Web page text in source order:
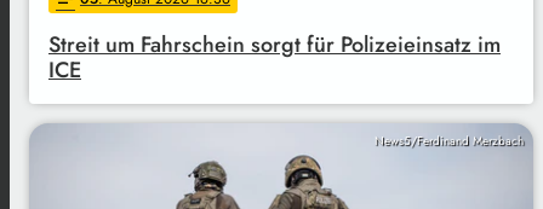
Streit um Fahrschein sorgt für Polizeieinsatz im
ICE
News5/Ferdinand Merzbach